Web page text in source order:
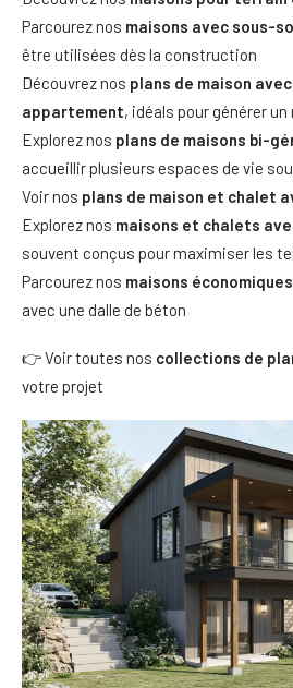
Parcourez nos maisons avec sous-
être utilisées dès la construction
Découvrez nos plans de maison
appartement, idéals pour générer
Explorez nos plans de maisons bi-
accueillir plusieurs espaces de vie
Voir nos plans de maison et chalet
Explorez nos maisons et chalets
souvent conçus pour maximiser les
Parcourez nos maisons économiques
avec une dalle de béton
👉 Voir toutes nos collections de
votre projet